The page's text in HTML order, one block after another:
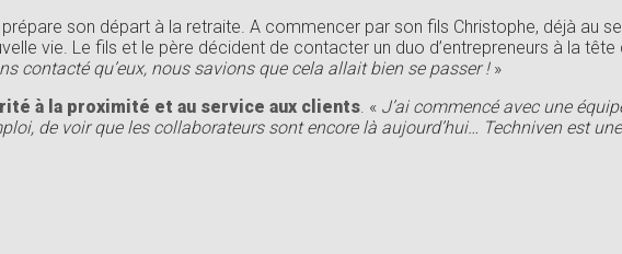
son départ à la retraite. A commencer par son fils Christophe, déjà au
vie. Le fils et le père décident de contacter un duo d’entrepreneurs à la tête
contacté qu’eux, nous savions que cela allait bien se passer ! »
à la proximité et au service aux clients. « J’ai commencé avec une
de voir que les collaborateurs sont encore là aujourd’hui… Techniven est